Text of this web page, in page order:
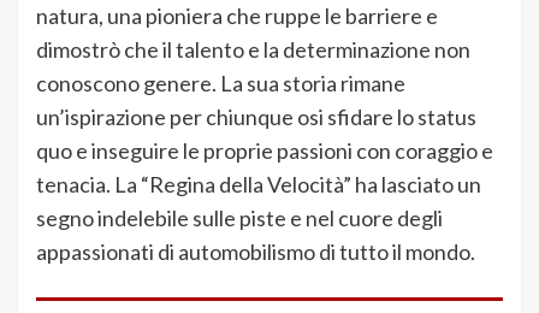
natura, una pioniera che ruppe le barriere e
dimostrò che il talento e la determinazione non
conoscono genere. La sua storia rimane
un’ispirazione per chiunque osi sfidare lo status
quo e inseguire le proprie passioni con coraggio e
tenacia. La “Regina della Velocità” ha lasciato un
segno indelebile sulle piste e nel cuore degli
appassionati di automobilismo di tutto il mondo.